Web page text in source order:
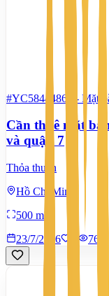
#YC58444862 - Mặt
Cần thuê mặt
và quận 7
Thỏa thuận
Hồ Chí Minh
500 m²
23/7/2026
767